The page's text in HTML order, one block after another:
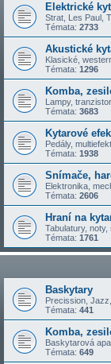
Elektrické
Strat, Les Paul,
Témata: 2733
Akustické
Klasické,
Témata: 1296
Komba,
Lampy,
Témata: 3683
Kytarové
Pedály,
Témata: 1938
Snímače,
Elektronika,
Témata: 2606
Hraní na
Tabulatury,
Témata: 1761
Baskytary
Precission, Jazz,
Témata: 441
Komba,
Baskytarová
Témata: 649